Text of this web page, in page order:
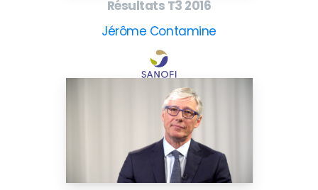
Résultats T3 2016
Jérôme Contamine